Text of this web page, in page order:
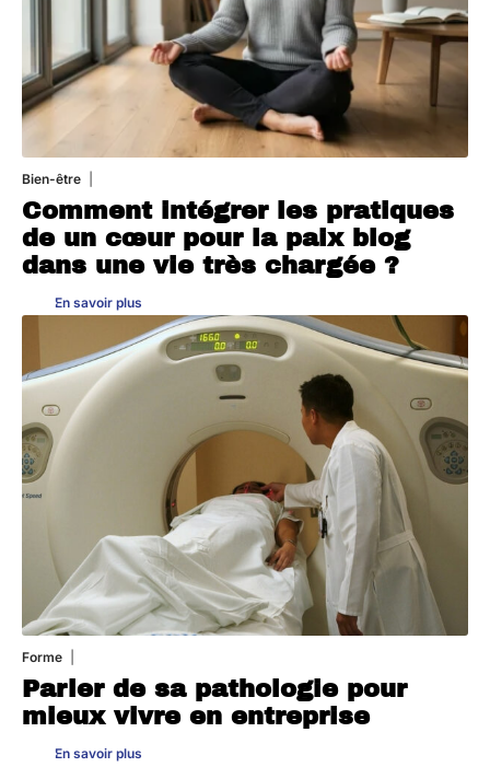
Bien-être
Comment intégrer les pratiques
de un cœur pour la paix blog
dans une vie très chargée ?
En savoir plus
Forme
Parler de sa pathologie pour
mieux vivre en entreprise
En savoir plus